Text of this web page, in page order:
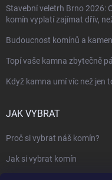
Stavební veletrh Brno 2026:
komín vyplatí zajímat dřív,
Budoucnost komínů a
Topí vaše kamna zbytečně
Když kamna umí víc než jen
JAK VYBRAT
Proč si vybrat náš komín?
Jak si vybrat komín